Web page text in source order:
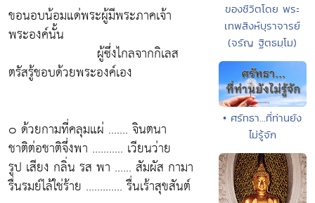
ขอนอบน้อมแด่พระผู้มีพระภาคเจ้า
พระองค์นั้น
ผู้ซึ่งไกลจากกิเลส
ตรัสรู้ชอบด้วยพระองค์เอง
๐ ด้วยกามที่คลุมแผ่ ....... จินตนา
ชาติต่อชาติจึ่งพา ........... เวียนว่าย
รูป เสียง กลิ่น รส พา ...... สัมผัส กามา
รื่นรมย์ไล้ใช่ร้าย ............. รื่นเร้าสุขสันต์
ของชีวิตโดย พระ
เทพสิงห์บุราจารย์
(จรัญ ฐิตธมฺโม)
• ศรัทธา...ที่ท่านยัง
ไม่รู้จัก